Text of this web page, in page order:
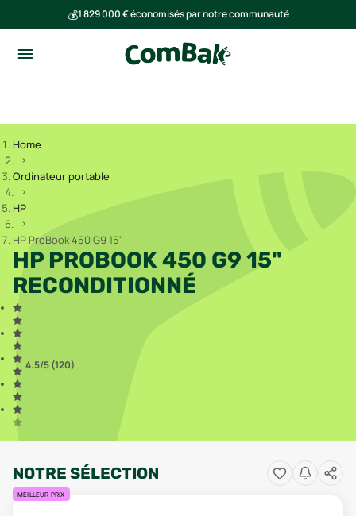
💰1 829 000 € économisés par notre communauté
Home
Ordinateur portable
HP
HP ProBook 450 G9 15"
HP PROBOOK 450 G9 15"
RECONDITIONNÉ
4.5/5 (120)
NOTRE SÉLECTION
MEILLEUR PRIX